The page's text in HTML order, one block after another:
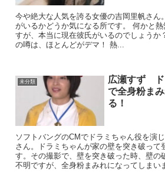
今や絶大な人気を誇る女優の吉岡里帆さん
がいるかどうか気になる所です。 何かと
すが、本当に現在彼氏がいるのでしょうか
の噂は、ほとんどがデマ！ 熱...
未分類
広瀬すず ド
で全身粉ま
る！
ソフトバングのCMでドラミちゃん役を演
さん。ドラミちゃんが家の壁を突き破って
す。その撮影で、壁を突き破った時、壁の
不明ですが、全身粉まみれになってしまい